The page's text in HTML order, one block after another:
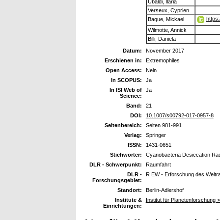
Ubaldi, Ilaria
Verseux, Cyprien
Baque, Mickael
Wilmotte, Annick
Billi, Daniela
Datum:
November 2017
Erschienen in:
Extremophiles
Open Access:
Nein
In SCOPUS:
Ja
In ISI Web of
Science:
Ja
Band:
21
DOI:
10.1007/s00792-017-0957-8
Seitenbereich:
Seiten 981-991
Verlag:
Springer
ISSN:
1431-0651
Stichwörter:
Cyanobacteria Desiccation
DLR - Schwerpunkt:
Raumfahrt
DLR -
Forschungsgebiet:
R EW - Erforschung des
Standort:
Berlin-Adlershof
Institute &
Einrichtungen:
Institut für Planetenforschung